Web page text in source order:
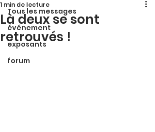
Tous les messages
événement
exposants
forum
Là deux se sont
retrouvés !
1 min de lecture